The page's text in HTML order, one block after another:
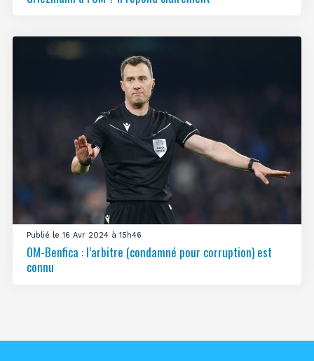
Publié le 16 Avr 2024 à 15h46
OM-Benfica : l’arbitre (condamné pour corruption) est
connu